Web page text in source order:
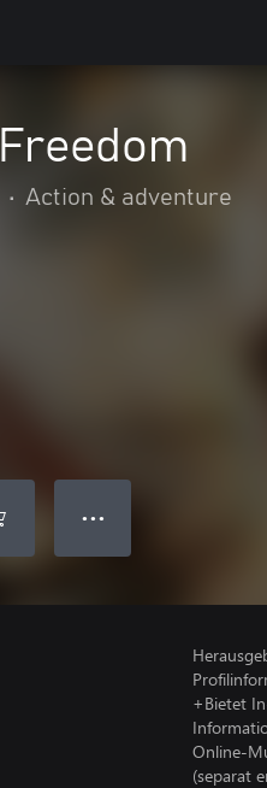
• Action & adventure
● ● ●
+Bietet
Online-
(separat